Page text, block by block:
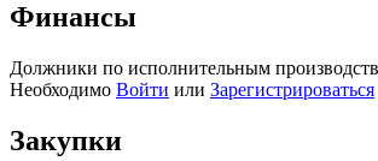
Финансы
Должники по исполнительным
Необходимо Войти или Зарегистрироваться
Закупки